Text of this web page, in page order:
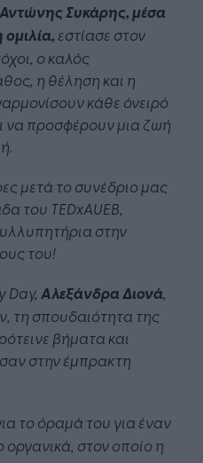
Αντώνης Συκάρης, μέσα
εστίασε στον
ο καλός
η θέληση και η
κάθε όνειρό
να προσφέρουν μια ζωή
μετά το συνέδριο μας
α του TEDxAUEB,
στην
του!
Day, Αλεξάνδρα Διονά,
τη σπουδαιότητα της
βήματα και
στην έμπρακτη
το όραμά του για έναν
στον οποίο η